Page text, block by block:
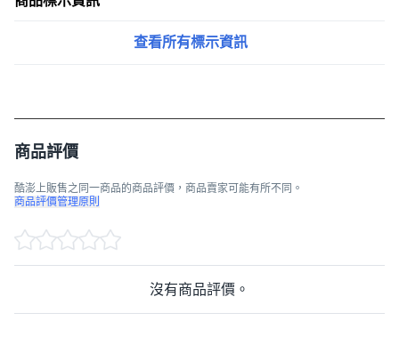
查看所有標示資訊
商品評價
酷澎上販售之同一商品的商品評價，商品賣家可能有所不同。
商品評價管理原則
沒有商品評價。